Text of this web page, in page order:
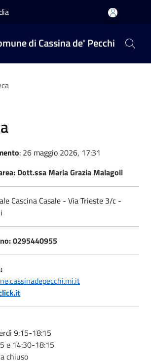
di Cassina de' Pecchi
: 26 maggio 2026, 17:31
Dott.ssa Maria Grazia Malagoli
Cascina Casale - Via Trieste 3/c -
0295440955
9:15-18:15
e 14:30-18:15
chiuso